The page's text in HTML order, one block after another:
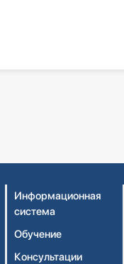
Информационная
система
Обучение
Консультации